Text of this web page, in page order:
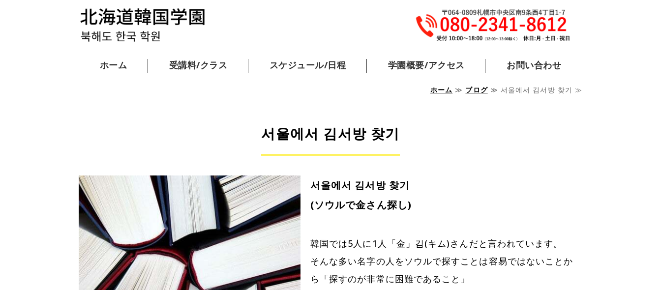
北海道韓国学園｜受講料が安く韓国語が学べる｜札幌市中央区
ホーム 受講料/クラス スケジュール/日程 学園概要/アクセス お問い合わせ
ホーム ≫ ブログ≫ 서울에서 김서방 찾기 ≫
서울에서 김서방 찾기
서울에서 김서방 찾기
(ソウルで金さん探し)
韓国では5人に1人「金」김(キム)さんだと言われています。
そんな多い名字の人をソウルで探すことは容易ではないことか
ら「探すのが非常に困難であること」